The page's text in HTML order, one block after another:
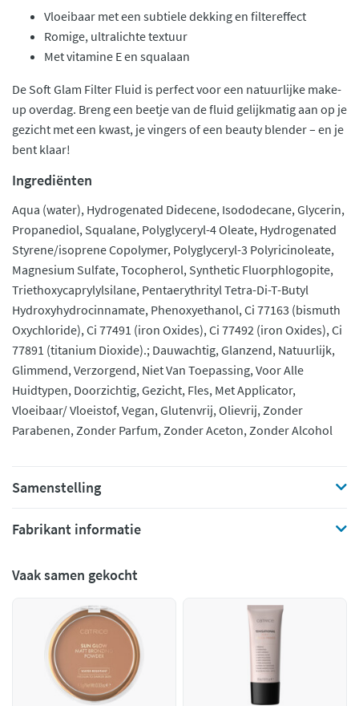
Vloeibaar met een subtiele dekking en filtereffect
Romige, ultralichte textuur
Met vitamine E en squalaan
De Soft Glam Filter Fluid is perfect voor een natuurlijke make-
up overdag. Breng een beetje van de fluid gelijkmatig aan op je
gezicht met een kwast, je vingers of een beauty blender – en je
bent klaar!
Ingrediënten
Aqua (water), Hydrogenated Didecene, Isododecane, Glycerin,
Propanediol, Squalane, Polyglyceryl-4 Oleate, Hydrogenated
Styrene/isoprene Copolymer, Polyglyceryl-3 Polyricinoleate,
Magnesium Sulfate, Tocopherol, Synthetic Fluorphlogopite,
Triethoxycaprylylsilane, Pentaerythrityl Tetra-Di-T-Butyl
Hydroxyhydrocinnamate, Phenoxyethanol, Ci 77163 (bismuth
Oxychloride), Ci 77491 (iron Oxides), Ci 77492 (iron Oxides), Ci
77891 (titanium Dioxide).; Dauwachtig, Glanzend, Natuurlijk,
Glimmend, Verzorgend, Niet Van Toepassing, Voor Alle
Huidtypen, Doorzichtig, Gezicht, Fles, Met Applicator,
Vloeibaar/ Vloeistof, Vegan, Glutenvrij, Olievrij, Zonder
Parabenen, Zonder Parfum, Zonder Aceton, Zonder Alcohol
Samenstelling
Fabrikant informatie
Vaak samen gekocht